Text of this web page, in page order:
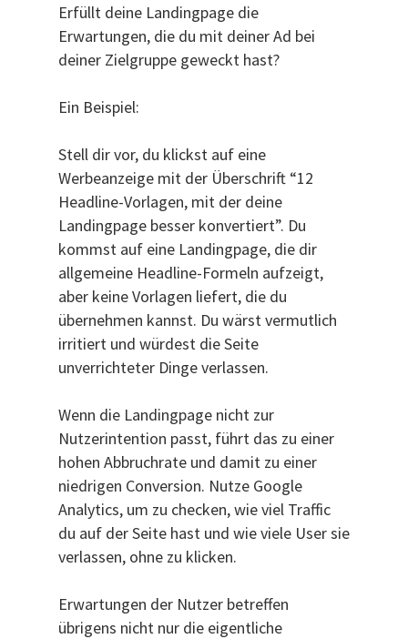
Erfüllt deine Landingpage die
Erwartungen, die du mit deiner Ad bei
deiner Zielgruppe geweckt hast?
Ein Beispiel:
Stell dir vor, du klickst auf eine
Werbeanzeige mit der Überschrift “12
Headline-Vorlagen, mit der deine
Landingpage besser konvertiert”. Du
kommst auf eine Landingpage, die dir
allgemeine Headline-Formeln aufzeigt,
aber keine Vorlagen liefert, die du
übernehmen kannst. Du wärst vermutlich
irritiert und würdest die Seite
unverrichteter Dinge verlassen.
Wenn die Landingpage nicht zur
Nutzerintention passt, führt das zu einer
hohen Abbruchrate und damit zu einer
niedrigen Conversion. Nutze Google
Analytics, um zu checken, wie viel Traffic
du auf der Seite hast und wie viele User sie
verlassen, ohne zu klicken.
Erwartungen der Nutzer betreffen
übrigens nicht nur die eigentliche